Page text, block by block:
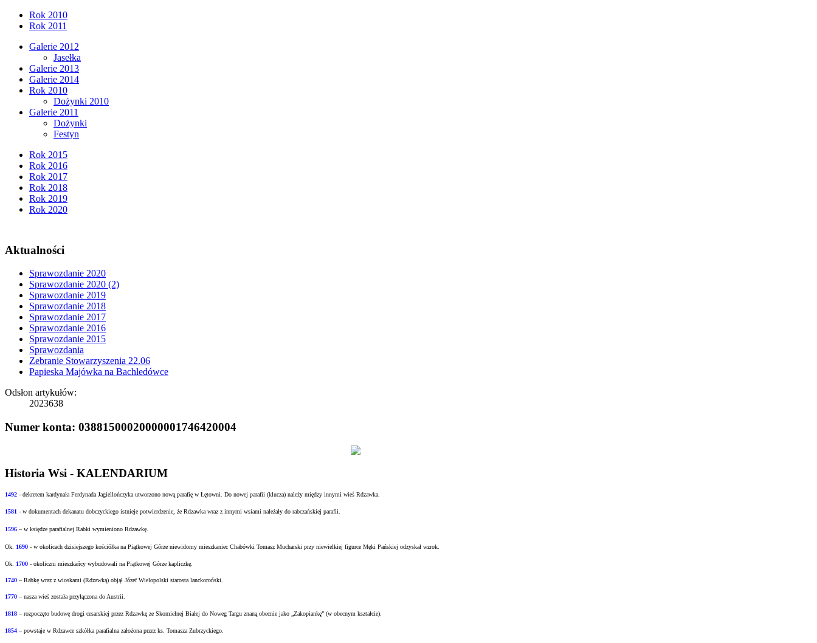
Rok 2010
Rok 2011
Galerie 2012
Jasełka
Galerie 2013
Galerie 2014
Rok 2010
Dożynki 2010
Galerie 2011
Dożynki
Festyn
Rok 2015
Rok 2016
Rok 2017
Rok 2018
Rok 2019
Rok 2020
Aktualności
Sprawozdanie 2020
Sprawozdanie 2020 (2)
Sprawozdanie 2019
Sprawozdanie 2018
Sprawozdanie 2017
Sprawozdanie 2016
Sprawozdanie 2015
Sprawozdania
Zebranie Stowarzyszenia 22.06
Papieska Majówka na Bachledówce
Odsłon artykułów:
2023638
Numer konta: 03881500020000001746420004
Historia Wsi - KALENDARIUM
1492 - dekretem kardynała Ferdynada Jagiellończyka utworzono nowąparafię w Łętowni. Do nowej parafii (klucza) należy między innymi wieś Rdzawka.
1581 - w dokumentach dekanatu dobczyckiego istnieje potwierdzenie, że Rdzawka wraz z innymi wsiami należały do rabczańskiej parafii.
1596 – w księdze parafialnej Rabki wymieniono Rdzawkę.
Ok. 1690 - w okolicach dzisiejszego kościółka na Piątkowej Górze niewidomy mieszkaniec Chabówki Tomasz Mucharski przy niewielkiej figurce Męki Pańskiej odzyskał wzrok.
Ok. 1700 - okoliczni mieszkańcy wybudowali na Piątkowej Górze kapliczkę.
1740 – Rabkę wraz z wioskami (Rdzawką) objął Józef Wielopolski starosta lanckoroński.
1770 – nasza wieś została przyłączona do Austrii.
1818 – rozpoczęto budowę drogi cesarskiej przez Rdzawkę ze Skomielnej Białej do Noweg Targu znaną obecnie jako „Zakopiankę” (w obecnym kształcie).
1854 – powstaje w Rdzawce szkółka parafialna założona przez ks. Tomasza Zubrzyckiego.